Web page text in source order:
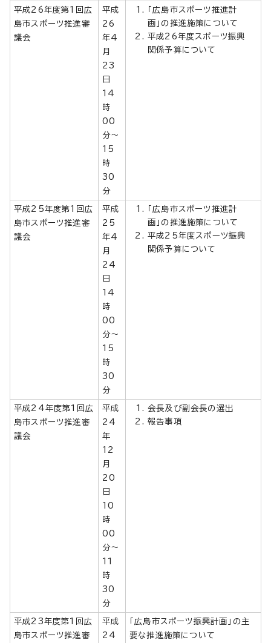
平成26年度第1回広
島市スポーツ推進審
議会
平成
26
年4
月
23
日
14
時
00
分～
15
時
30
分
「広島市スポーツ推進計
画」の推進施策について
平成26年度スポーツ振興
関係予算について
平成25年度第1回広
島市スポーツ推進審
議会
平成
25
年4
月
24
日
14
時
00
分～
15
時
30
分
「広島市スポーツ推進計
画」の推進施策について
平成25年度スポーツ振興
関係予算について
平成24年度第1回広
島市スポーツ推進審
議会
平成
24
年
12
月
20
日
10
時
00
分～
11
時
30
分
会長及び副会長の選出
報告事項
平成23年度第1回広
島市スポーツ推進審
平成
24
「広島市スポーツ振興計画」の主
要な推進施策について